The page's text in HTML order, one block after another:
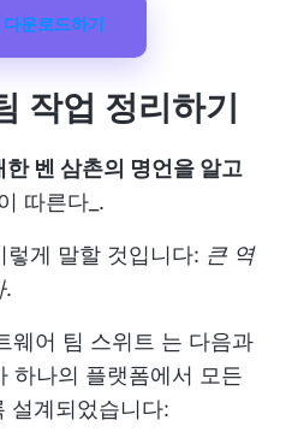
다운로드하기
작업 정리하기
벤 삼촌의 명언을 알고
따른다_.
게 말할 것입니다: 큰 역
.
웨어 팀 스위트 는 다음과
하나의 플랫폼에서 모든
설계되었습니다: